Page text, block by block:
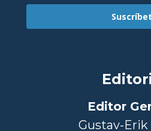
Editor
Gustav-Erik